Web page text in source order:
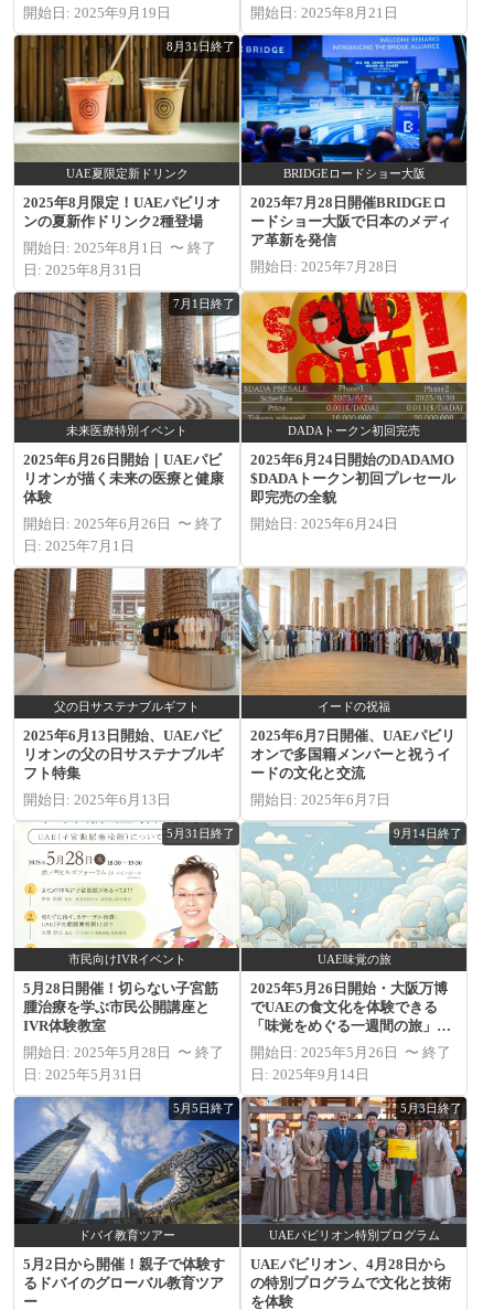
開始日: 2025年9月19日
開始日: 2025年8月21日
8月31日終了
UAE夏限定新ドリンク
2025年8月限定！UAEパビリオ
ンの夏新作ドリンク2種登場
開始日: 2025年8月1日 〜 終了
日: 2025年8月31日
BRIDGEロードショー大阪
2025年7月28日開催BRIDGEロ
ードショー大阪で日本のメディ
ア革新を発信
開始日: 2025年7月28日
7月1日終了
未来医療特別イベント
2025年6月26日開始｜UAEパビ
リオンが描く未来の医療と健康
体験
開始日: 2025年6月26日 〜 終了
日: 2025年7月1日
DADAトークン初回完売
2025年6月24日開始のDADAMO
$DADAトークン初回プレセール
即完売の全貌
開始日: 2025年6月24日
父の日サステナブルギフト
2025年6月13日開始、UAEパビ
リオンの父の日サステナブルギ
フト特集
開始日: 2025年6月13日
イードの祝福
2025年6月7日開催、UAEパビリ
オンで多国籍メンバーと祝うイ
ードの文化と交流
開始日: 2025年6月7日
5月31日終了
市民向けIVRイベント
5月28日開催！切らない子宮筋
腫治療を学ぶ市民公開講座と
IVR体験教室
開始日: 2025年5月28日 〜 終了
日: 2025年5月31日
9月14日終了
UAE味覚の旅
2025年5月26日開始・大阪万博
でUAEの食文化を体験できる
「味覚をめぐる一週間の旅」開
催
開始日: 2025年5月26日 〜 終了
日: 2025年9月14日
5月5日終了
ドバイ教育ツアー
5月2日から開催！親子で体験す
るドバイのグローバル教育ツア
ー
5月3日終了
UAEパビリオン特別プログラム
UAEパビリオン、4月28日から
の特別プログラムで文化と技術
を体験